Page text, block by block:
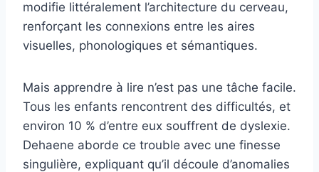
modifie littéralement l’architecture du cerveau,
renforçant les connexions entre les aires
visuelles, phonologiques et sémantiques.
Mais apprendre à lire n’est pas une tâche facile.
Tous les enfants rencontrent des difficultés, et
environ 10 % d’entre eux souffrent de dyslexie.
Dehaene aborde ce trouble avec une finesse
singulière, expliquant qu’il découle d’anomalies